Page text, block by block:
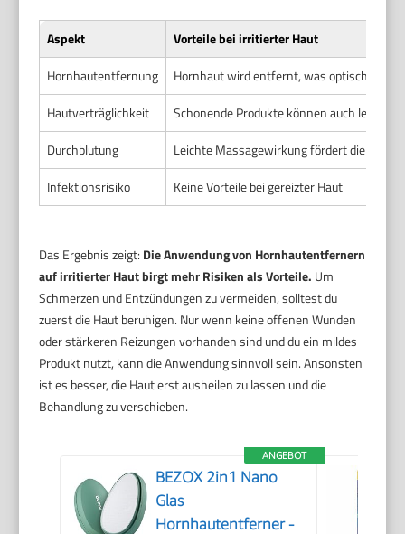
Aspekt
Vorteile bei irritierter Haut
Hornhautentfernung
Hornhaut wird entfernt, was optisch und
Hautverträglichkeit
Schonende Produkte können auch leichte
Durchblutung
Leichte Massagewirkung fördert die
Infektionsrisiko
Keine Vorteile bei gereizter Haut
Das Ergebnis zeigt: Die Anwendung von Hornhautentfernern
auf irritierter Haut birgt mehr Risiken als Vorteile. Um
Schmerzen und Entzündungen zu vermeiden, solltest du
zuerst die Haut beruhigen. Nur wenn keine offenen Wunden
oder stärkeren Reizungen vorhanden sind und du ein mildes
Produkt nutzt, kann die Anwendung sinnvoll sein. Ansonsten
ist es besser, die Haut erst ausheilen zu lassen und die
Behandlung zu verschieben.
ANGEBOT
BEZOX 2in1 Nano
Glas
Hornhautentferner -